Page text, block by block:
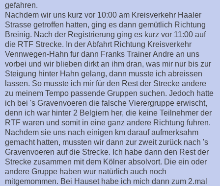
gefahren.
Nachdem wir uns kurz vor 10:00 am Kreisverkehr Haaler
Strasse getroffen hatten, ging es dann gemütlich Richtung
Breinig. Nach der Registrierung ging es kurz vor 11:00 auf
die RTF Strecke. In der Abfahrt Richtung Kreisverkehr
Vennwegen-Hahn fur dann Franks Trainer Andre an uns
vorbei und wir blieben dirkt an ihm dran, was mir nur bis zur
Steigung hinter Hahn gelang, dann musste ich abreissen
lassen. So musste ich mir für den Rest der Strecke andere
zu meinem Tempo passende Gruppen suchen. Jedoch hatte
ich bei 's Gravenvoeren die falsche Vierergruppe erwischt,
denn ich war hinter 2 Belgiern her, die keine Teilnehmer der
RTF waren und somit in eine ganz andere Richtung fuhren.
Nachdem sie uns nach einigen km darauf aufmerksahm
gemacht hatten, mussten wir dann zur zweit zurück nach 's
Gravenvoeren auf die Strecke. Ich habe dann den Rest der
Strecke zusammen mit dem Kölner absolvort. Die ein oder
andere Gruppe haben wur natürlich auch noch
mitgemommen. Bei Hauset habe ich mich dann zum 2.mal